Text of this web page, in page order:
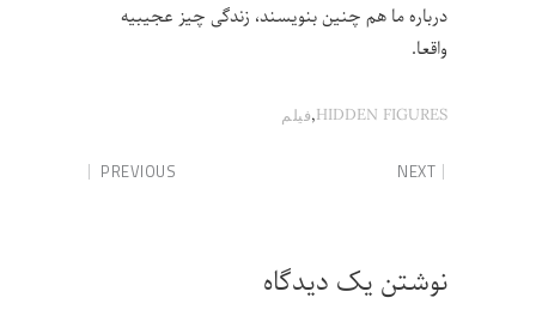
درباره ما هم چنین بنویسند، زندگی چیز عجیبیه
واقعا.
HIDDEN FIGURES
,فیلم
PREVIOUS NEXT
نوشتن یک دیدگاه